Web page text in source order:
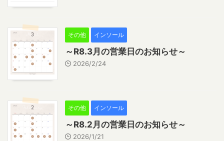
その他 インソール
～R8.3月の営業日のお知らせ～
2026/2/24
その他 インソール
～R8.2月の営業日のお知らせ～
2026/1/21